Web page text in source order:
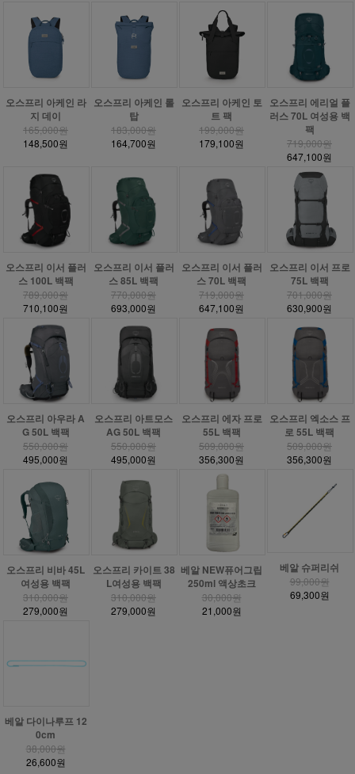
오스프리 아케인 라
지 데이
165,000원
148,500원
오스프리 아케인 롤
탑
183,000원
164,700원
오스프리 아케인 토
트 팩
199,000원
179,100원
오스프리 에리얼 플
러스 70L 여성용 백
팩
719,000원
647,100원
오스프리 이서 플러
스 100L 백팩
789,000원
710,100원
오스프리 이서 플러
스 85L 백팩
770,000원
693,000원
오스프리 이서 플러
스 70L 백팩
719,000원
647,100원
오스프리 이서 프로
75L 백팩
701,000원
630,900원
오스프리 아우라 A
G 50L 백팩
550,000원
495,000원
오스프리 아트모스
AG 50L 백팩
550,000원
495,000원
오스프리 에자 프로
55L 백팩
509,000원
356,300원
오스프리 엑소스 프
로 55L 백팩
509,000원
356,300원
오스프리 비바 45L
여성용 백팩
310,000원
279,000원
오스프리 카이트 38
L여성용 백팩
310,000원
279,000원
베알 NEW퓨어그립
250ml 액상초크
30,000원
21,000원
베알 슈퍼리쉬
99,000원
69,300원
베알 다이나루프 12
0cm
38,000원
26,600원